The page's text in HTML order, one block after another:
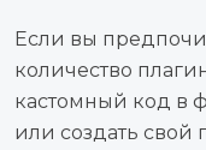
Если вы
количество
кастомный код в
или создать свой